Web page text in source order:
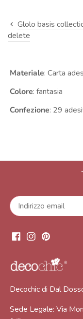
Glolo basis
delete
Materiale: Carta
Colore: fantasia
Confezione: 29
Decochic di Dal
Sede Legale: Via